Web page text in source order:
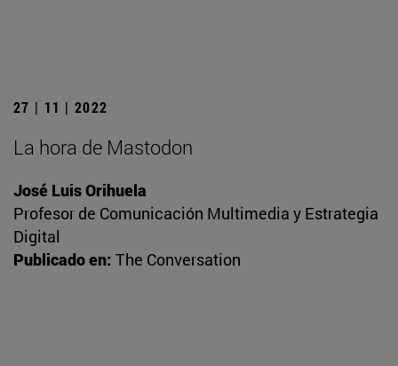
27 | 11 | 2022
La hora de Mastodon
José Luis Orihuela
Profesor de Comunicación Multimedia y Estrategia
Digital
Publicado en: The Conversation